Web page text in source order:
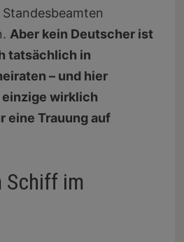
Aber kein Deutscher ist
tatsächlich in
– und hier
wirklich
eine Trauung auf
Schiff im